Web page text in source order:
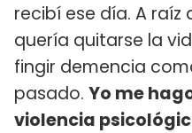
recibí ese día. A raíz
quería quitarse la
fingir demencia
pasado. Yo me
violencia